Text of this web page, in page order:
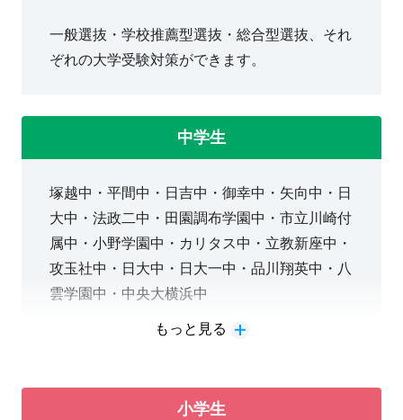
一般選抜・学校推薦型選抜・総合型選抜、それ
ぞれの大学受験対策ができます。
中学生
塚越中・平間中・日吉中・御幸中・矢向中・日
大中・法政二中・田園調布学園中・市立川崎付
属中・小野学園中・カリタス中・立教新座中・
攻玉社中・日大中・日大一中・品川翔英中・八
雲学園中・中央大横浜中
もっと見る
小学生